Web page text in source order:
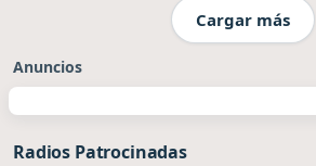
Cargar más
Anuncios
Radios Patrocinadas